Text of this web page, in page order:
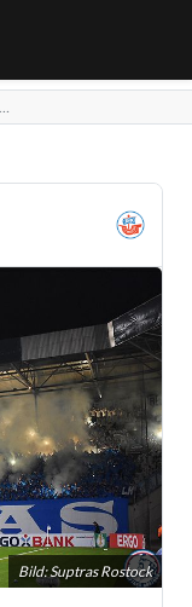
Bild: Suptras Rostock